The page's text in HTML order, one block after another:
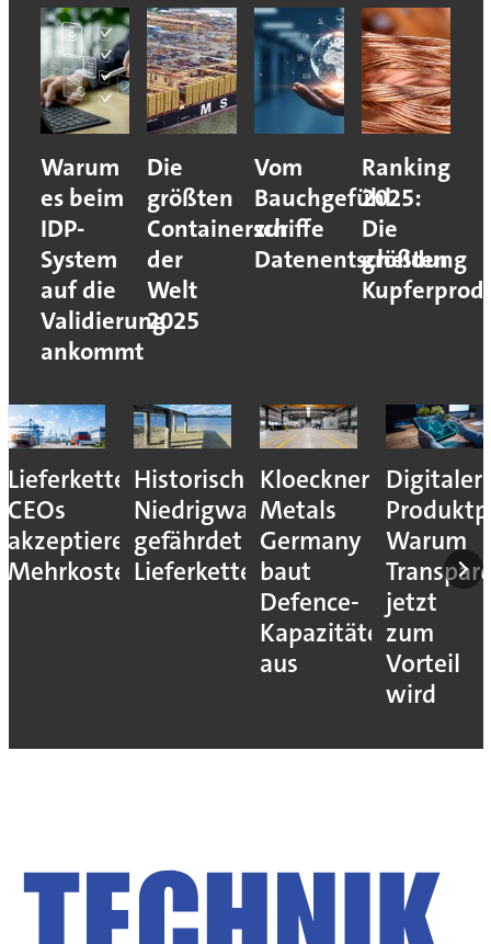
Warum
es beim
IDP-
System
auf die
Validierung
ankommt
Die
größten
Containerschiffe
der
Welt
2025
Vom
Bauchgefühl
zur
Datenentscheidung
Ranking
2025:
Die
größten
Lieferkettenresilienz:
CEOs
akzeptieren
Mehrkosten
Historisches
Niedrigwasser
gefährdet
Lieferketten
Kloeckner
Metals
Germany
baut
Defence-
Kapazitäten
aus
Digitaler
Warum
jetzt
zum
Vorteil
wird